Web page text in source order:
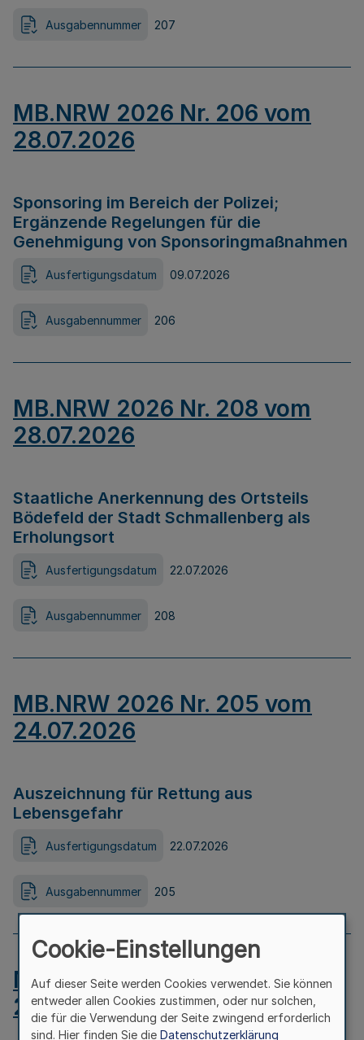
Ausgabennummer 207
MB.NRW 2026 Nr. 206 vom
28.07.2026
Sponsoring im Bereich der Polizei;
Ergänzende Regelungen für die
Genehmigung von Sponsoringmaßnahmen
Ausfertigungsdatum 09.07.2026
Ausgabennummer 206
MB.NRW 2026 Nr. 208 vom
28.07.2026
Staatliche Anerkennung des Ortsteils
Bödefeld der Stadt Schmallenberg als
Erholungsort
Ausfertigungsdatum 22.07.2026
Ausgabennummer 208
MB.NRW 2026 Nr. 205 vom
24.07.2026
Auszeichnung für Rettung aus
Lebensgefahr
Ausfertigungsdatum 22.07.2026
Ausgabennummer 205
MB.NRW 2026 Nr. 204 vom
24.07.2026
Cookie-Einstellungen
Auf dieser Seite werden Cookies verwendet. Sie können
entweder allen Cookies zustimmen, oder nur solchen,
die für die Verwendung der Seite zwingend erforderlich
sind. Hier finden Sie die Datenschutzerklärung